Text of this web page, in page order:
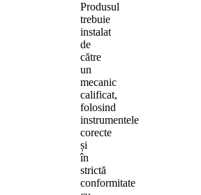
Produsul
trebuie
instalat
de
către
un
mecanic
calificat,
folosind
instrumentele
corecte
și
în
strictă
conformitate